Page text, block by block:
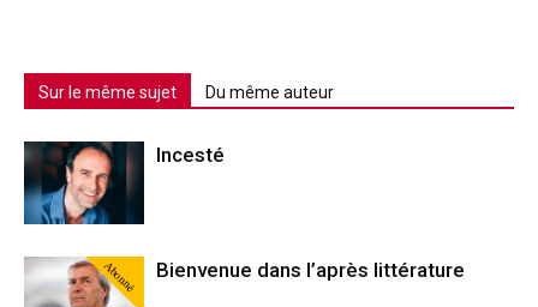
Sur le même sujet Du même auteur
Incesté
Abonné Bienvenue dans l’après littérature